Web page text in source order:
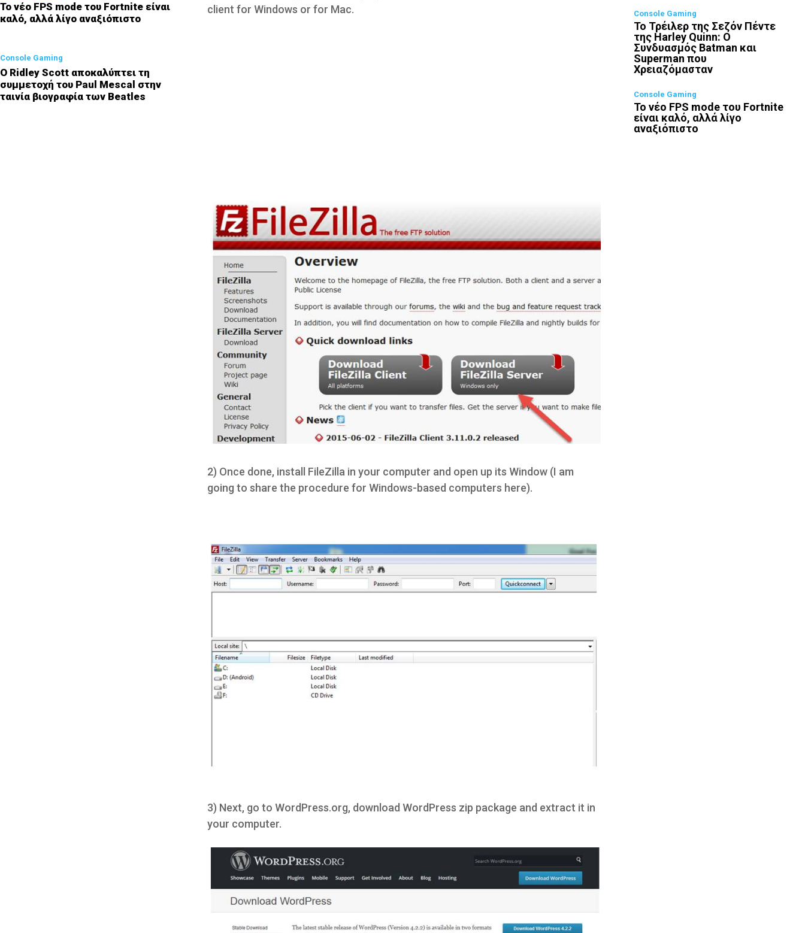
Το νέο FPS mode του Fortnite είναι
καλό, αλλά λίγο αναξιόπιστο
Console Gaming
Ο Ridley Scott αποκαλύπτει τη
συμμετοχή του Paul Mescal στην
ταινία βιογραφία των Beatles
client for Windows or for Mac.
2) Once done, install FileZilla in your computer and open up its Window (I am
going to share the procedure for Windows-based computers here).
3) Next, go to WordPress.org, download WordPress zip package and extract it in
your computer.
Console Gaming
Το Τρέιλερ της Σεζόν Πέντε
της Harley Quinn: Ο
Συνδυασμός Batman και
Superman που
Χρειαζόμασταν
Console Gaming
Το νέο FPS mode του Fortnite
είναι καλό, αλλά λίγο
αναξιόπιστο